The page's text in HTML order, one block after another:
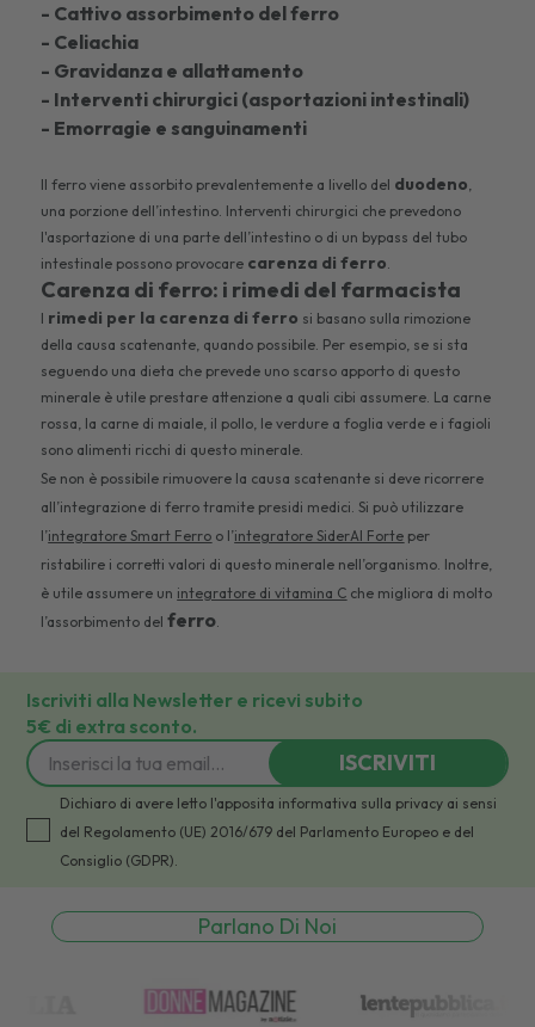
- Cattivo assorbimento del ferro
- Celiachia
- Gravidanza e allattamento
- Interventi chirurgici (asportazioni intestinali)
- Emorragie e sanguinamenti
Il ferro viene assorbito prevalentemente a livello del duodeno,
una porzione dell’intestino. Interventi chirurgici che prevedono
l'asportazione di una parte dell’intestino o di un bypass del tubo
intestinale possono provocare carenza di ferro.
Carenza di ferro: i rimedi del farmacista
I rimedi per la carenza di ferro si basano sulla rimozione
della causa scatenante, quando possibile. Per esempio, se si sta
seguendo una dieta che prevede uno scarso apporto di questo
minerale è utile prestare attenzione a quali cibi assumere. La carne
rossa, la carne di maiale, il pollo, le verdure a foglia verde e i fagioli
sono alimenti ricchi di questo minerale.
Se non è possibile rimuovere la causa scatenante si deve ricorrere
all’integrazione di ferro tramite presidi medici. Si può utilizzare
l’integratore Smart Ferro o l’integratore SiderAl Forte per
ristabilire i corretti valori di questo minerale nell’organismo. Inoltre,
è utile assumere un integratore di vitamina C che migliora di molto
l’assorbimento delferro.
Iscriviti alla Newsletter e ricevi subito
5€ di extra sconto.
ISCRIVITI
Dichiaro di avere letto l'apposita informativa sulla privacy ai sensi
del Regolamento (UE) 2016/679 del Parlamento Europeo e del
Consiglio (GDPR).
Parlano Di Noi